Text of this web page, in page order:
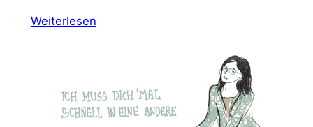
Weiterlesen: